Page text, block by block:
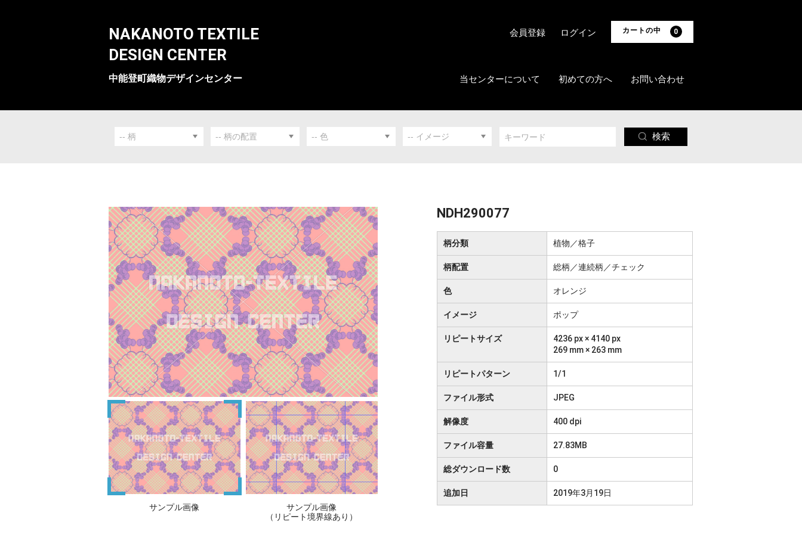
NAKANOTO TEXTILE
DESIGN CENTER
中能登町織物デザインセンター 当センターについて 初めての方へ お問い合わせ
カートの中 0
会員登録 ログイン
検索
サンプル画像
サンプル画像
（リピート境界線あり）
NDH290077
柄分類 植物／格子
柄配置 総柄／連続柄／チェック
色 オレンジ
イメージ ポップ
リピートサイズ
4236 px × 4140 px
269 mm × 263 mm
リピートパターン 1/1
ファイル形式 JPEG
解像度 400 dpi
ファイル容量 27.83MB
総ダウンロード数 0
追加日 2019年3月19日